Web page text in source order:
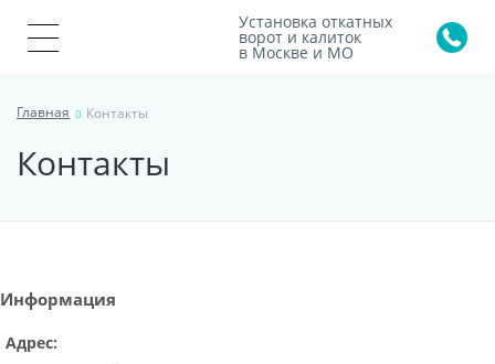
Установка откатных
ворот и калиток
в Москве и МО
Главная Контакты
Контакты
Информация
Адрес: